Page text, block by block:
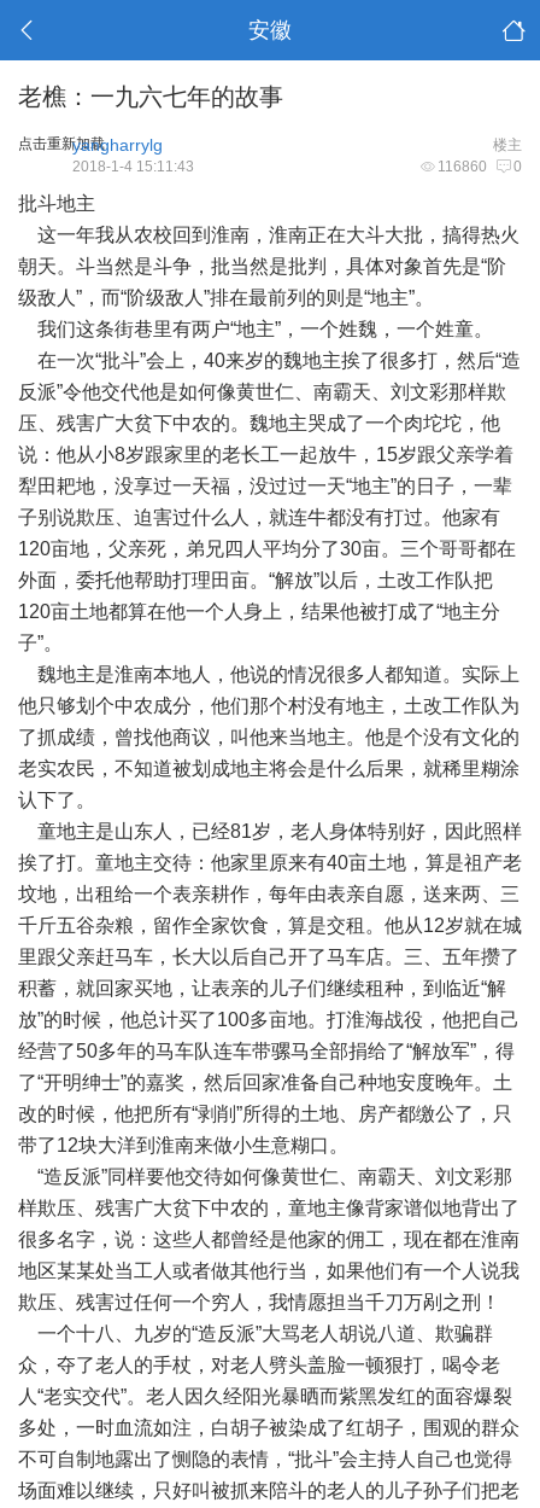
安徽
老樵：一九六七年的故事
点击重新加载 楼主
yangharrylg
116860 0
2018-1-4 15:11:43
批斗地主
这一年我从农校回到淮南，淮南正在大斗大批，搞得热火
朝天。斗当然是斗争，批当然是批判，具体对象首先是“阶
级敌人”，而“阶级敌人”排在最前列的则是“地主”。
我们这条街巷里有两户“地主”，一个姓魏，一个姓童。
在一次“批斗”会上，40来岁的魏地主挨了很多打，然后“造
反派”令他交代他是如何像黄世仁、南霸天、刘文彩那样欺
压、残害广大贫下中农的。魏地主哭成了一个肉坨坨，他
说：他从小8岁跟家里的老长工一起放牛，15岁跟父亲学着
犁田耙地，没享过一天福，没过过一天“地主”的日子，一辈
子别说欺压、迫害过什么人，就连牛都没有打过。他家有
120亩地，父亲死，弟兄四人平均分了30亩。三个哥哥都在
外面，委托他帮助打理田亩。“解放”以后，土改工作队把
120亩土地都算在他一个人身上，结果他被打成了“地主分
子”。
魏地主是淮南本地人，他说的情况很多人都知道。实际上
他只够划个中农成分，他们那个村没有地主，土改工作队为
了抓成绩，曾找他商议，叫他来当地主。他是个没有文化的
老实农民，不知道被划成地主将会是什么后果，就稀里糊涂
认下了。
童地主是山东人，已经81岁，老人身体特别好，因此照样
挨了打。童地主交待：他家里原来有40亩土地，算是祖产老
坟地，出租给一个表亲耕作，每年由表亲自愿，送来两、三
千斤五谷杂粮，留作全家饮食，算是交租。他从12岁就在城
里跟父亲赶马车，长大以后自己开了马车店。三、五年攒了
积蓄，就回家买地，让表亲的儿子们继续租种，到临近“解
放”的时候，他总计买了100多亩地。打淮海战役，他把自己
经营了50多年的马车队连车带骡马全部捐给了“解放军”，得
了“开明绅士”的嘉奖，然后回家准备自己种地安度晚年。土
改的时候，他把所有“剥削”所得的土地、房产都缴公了，只
带了12块大洋到淮南来做小生意糊口。
“造反派”同样要他交待如何像黄世仁、南霸天、刘文彩那
样欺压、残害广大贫下中农的，童地主像背家谱似地背出了
很多名字，说：这些人都曾经是他家的佣工，现在都在淮南
地区某某处当工人或者做其他行当，如果他们有一个人说我
欺压、残害过任何一个穷人，我情愿担当千刀万剐之刑！
一个十八、九岁的“造反派”大骂老人胡说八道、欺骗群
众，夺了老人的手杖，对老人劈头盖脸一顿狠打，喝令老
人“老实交代”。老人因久经阳光暴晒而紫黑发红的面容爆裂
多处，一时血流如注，白胡子被染成了红胡子，围观的群众
不可自制地露出了恻隐的表情，“批斗”会主持人自己也觉得
场面难以继续，只好叫被抓来陪斗的老人的儿子孙子们把老